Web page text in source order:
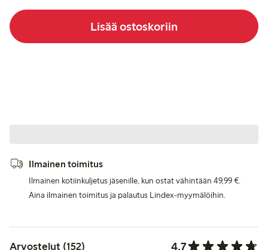
Lisää ostoskoriin
Ilmainen toimitus
Ilmainen kotiinkuljetus jäsenille, kun ostat vähintään 49,99 €.
Aina ilmainen toimitus ja palautus Lindex-myymälöihin.
Arvostelut (152) 4.7